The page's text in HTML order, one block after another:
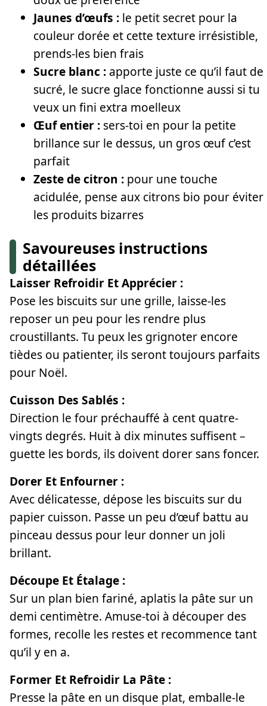
Jaunes d’œufs : le petit secret pour la
couleur dorée et cette texture irrésistible,
prends-les bien frais
Sucre blanc : apporte juste ce qu’il faut de
sucré, le sucre glace fonctionne aussi si tu
veux un fini extra moelleux
Œuf entier : sers-toi en pour la petite
brillance sur le dessus, un gros œuf c’est
parfait
Zeste de citron : pour une touche
acidulée, pense aux citrons bio pour éviter
les produits bizarres
Savoureuses instructions
détaillées
Laisser Refroidir Et Apprécier :
Pose les biscuits sur une grille, laisse-les
reposer un peu pour les rendre plus
croustillants. Tu peux les grignoter encore
tièdes ou patienter, ils seront toujours parfaits
pour Noël.
Cuisson Des Sablés :
Direction le four préchauffé à cent quatre-
vingts degrés. Huit à dix minutes suffisent –
guette les bords, ils doivent dorer sans foncer.
Dorer Et Enfourner :
Avec délicatesse, dépose les biscuits sur du
papier cuisson. Passe un peu d’œuf battu au
pinceau dessus pour leur donner un joli
brillant.
Découpe Et Étalage :
Sur un plan bien fariné, aplatis la pâte sur un
demi centimètre. Amuse-toi à découper des
formes, recolle les restes et recommence tant
qu’il y en a.
Former Et Refroidir La Pâte :
Presse la pâte en un disque plat, emballe-le